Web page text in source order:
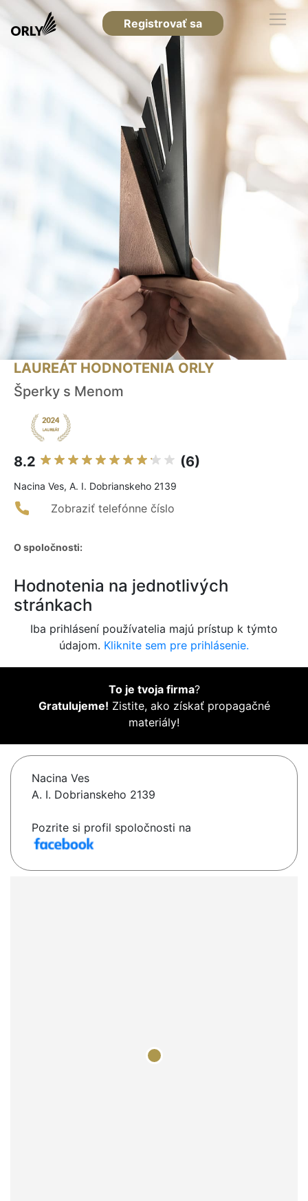
Registrovať sa
LAUREÁT HODNOTENIA ORLY
Šperky s Menom
8.2 (6)
Nacina Ves, A. I. Dobrianskeho 2139
Zobraziť telefónne číslo
O spoločnosti:
Hodnotenia na jednotlivých
stránkach
Iba prihlásení používatelia majú prístup k týmto
údajom. Kliknite sem pre prihlásenie.
To je tvoja firma?
Gratulujeme! Zistite, ako získať propagačné
materiály!
Nacina Ves
A. I. Dobrianskeho 2139
Pozrite si profil spoločnosti na